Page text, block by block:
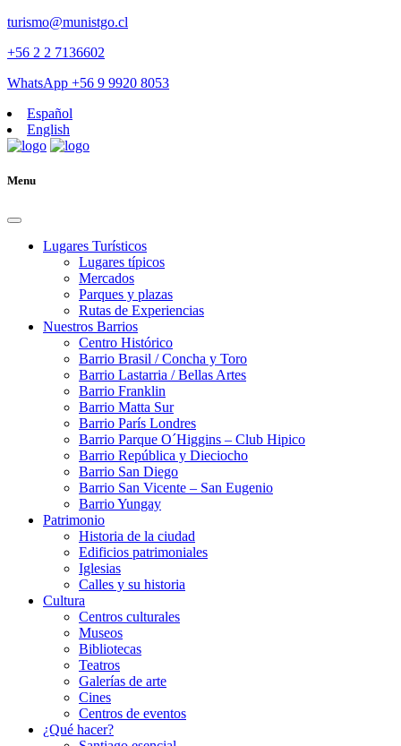
turismo@munistgo.cl
+56 2 2 7136602
WhatsApp +56 9 9920 8053
Español
English
Menu
Lugares Turísticos
Lugares tí­picos
Mercados
Parques y plazas
Rutas de Experiencias
Nuestros Barrios
Centro Histórico
Barrio Brasil / Concha y Toro
Barrio Lastarria / Bellas Artes
Barrio Franklin
Barrio Matta Sur
Barrio Parí­s Londres
Barrio Parque O´Higgins – Club Hipico
Barrio República y Dieciocho
Barrio San Diego
Barrio San Vicente – San Eugenio
Barrio Yungay
Patrimonio
Historia de la ciudad
Edificios patrimoniales
Iglesias
Calles y su historia
Cultura
Centros culturales
Museos
Bibliotecas
Teatros
Galerí­as de arte
Cines
Centros de eventos
¿Qué hacer?